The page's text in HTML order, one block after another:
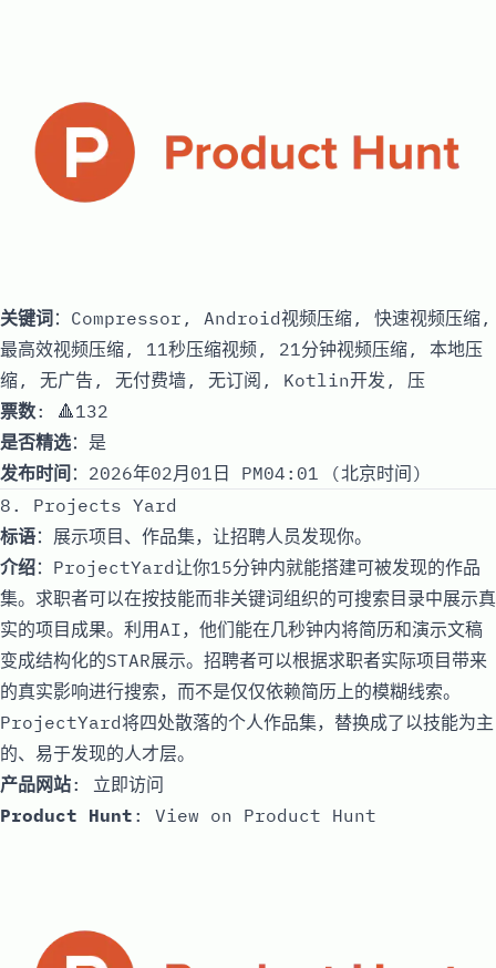
关键词 ：Compressor, Android视频压缩, 快速视频压缩,
最高效视频压缩, 11秒压缩视频, 21分钟视频压缩, 本地压
缩, 无广告, 无付费墙, 无订阅, Kotlin开发, 压
票数: 🔺132
是否精选：是
发布时间 ：2026年02月01日 PM04:01 (北京时间)
8. Projects Yard
标语：展示项目、作品集，让招聘人员发现你。
介绍：ProjectYard让你15分钟内就能搭建可被发现的作品
集。求职者可以在按技能而非关键词组织的可搜索目录中展示真
实的项目成果。利用AI，他们能在几秒钟内将简历和演示文稿
变成结构化的STAR展示。招聘者可以根据求职者实际项目带来
的真实影响进行搜索，而不是仅仅依赖简历上的模糊线索。
ProjectYard将四处散落的个人作品集，替换成了以技能为主
的、易于发现的人才层。
产品网站: 立即访问
Product Hunt : View on Product Hunt